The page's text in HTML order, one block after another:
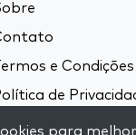
e Condições
de
para